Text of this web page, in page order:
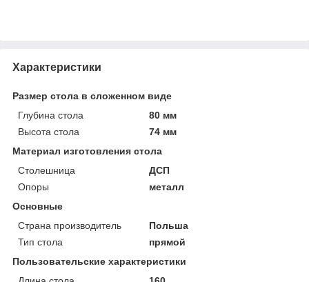
Характеристики
Размер стола в сложенном виде
Глубина стола
80 мм
Высота стола
74 мм
Материал изготовления стола
Столешница
ДСП
Опоры
металл
Основные
Страна производитель
Польша
Тип стола
прямой
Пользовательские характеристики